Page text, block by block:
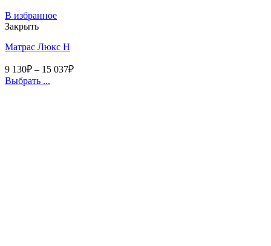
В избранное
Закрыть
Матрас Люкс Н
9 130₽ – 15 037₽
Выбрать ...